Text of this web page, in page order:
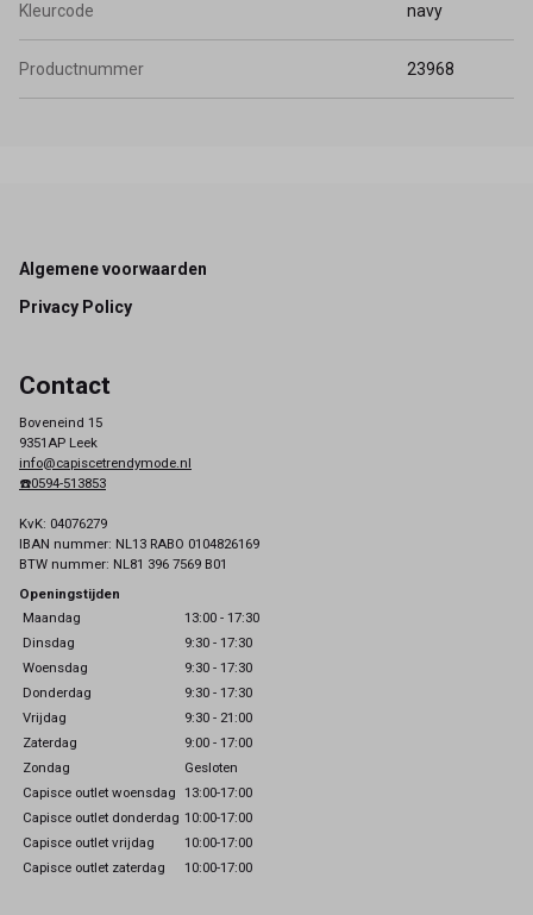
Kleurcode navy
Productnummer 23968
Footer
Algemene voorwaarden
Privacy Policy
Contact
Boveneind 15
9351AP Leek
info@capiscetrendymode.nl
☎️0594-513853
KvK: 04076279
IBAN nummer: NL13 RABO 0104826169
BTW nummer: NL81 396 7569 B01
Openingstijden
Maandag
13:00 - 17:30
Dinsdag
9:30 - 17:30
Woensdag
9:30 - 17:30
Donderdag
9:30 - 17:30
Vrijdag
9:30 - 21:00
Zaterdag
9:00 - 17:00
Zondag
Gesloten
Capisce outlet woensdag 13:00-17:00
Capisce outlet donderdag 10:00-17:00
Capisce outlet vrijdag
10:00-17:00
Capisce outlet zaterdag
10:00-17:00